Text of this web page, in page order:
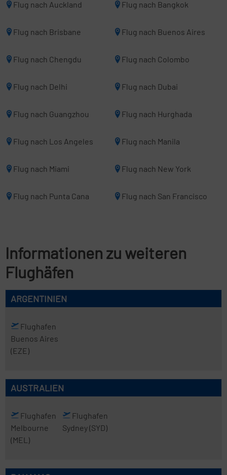
Flug nach Auckland Flug nach Bangkok
Flug nach Brisbane Flug nach Buenos Aires
Flug nach Chengdu Flug nach Colombo
Flug nach Delhi Flug nach Dubai
Flug nach Guangzhou Flug nach Hurghada
Flug nach Los Angeles Flug nach Manila
Flug nach Miami Flug nach New York
Flug nach Punta Cana Flug nach San Francisco
Informationen zu weiteren
Flughäfen
ARGENTINIEN
Flughafen
Buenos Aires
(EZE)
AUSTRALIEN
Flughafen
Melbourne
(MEL)
Flughafen
Sydney(SYD)